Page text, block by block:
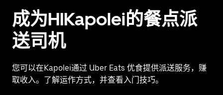
成为HIKapolei的餐点派
送司机
您可以在Kapolei通过 Uber Eats 优食提供派送服务，赚
取收入。了解运作方式，并查看入门技巧。